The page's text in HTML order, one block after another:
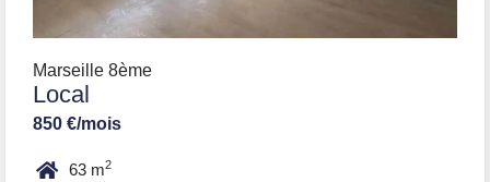
Marseille 8ème
Local
850 €/mois
63 m2